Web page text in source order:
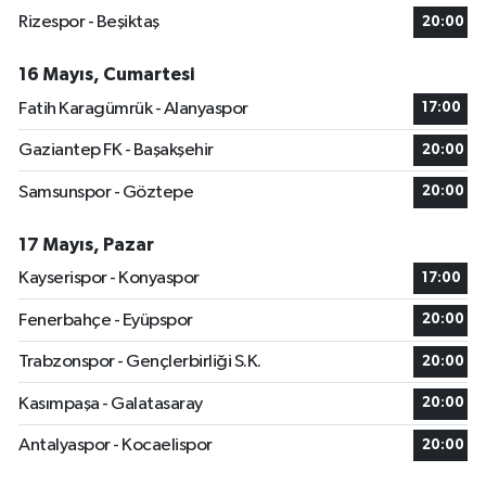
Rizespor - Beşiktaş
20:00
16 Mayıs, Cumartesi
Fatih Karagümrük - Alanyaspor
17:00
Gaziantep FK - Başakşehir 20:00
Samsunspor - Göztepe 20:00
17 Mayıs, Pazar
Kayserispor - Konyaspor
17:00
Fenerbahçe - Eyüpspor 20:00
Trabzonspor - Gençlerbirliği S.K. 20:00
Kasımpaşa - Galatasaray 20:00
Antalyaspor - Kocaelispor 20:00